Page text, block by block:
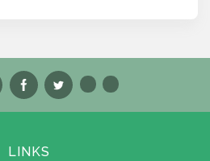
LINKS